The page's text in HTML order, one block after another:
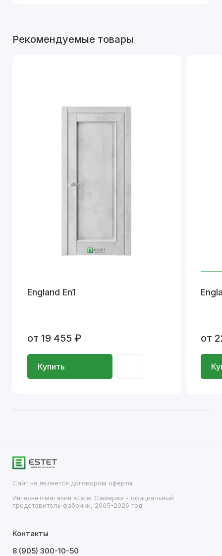
Рекомендуемые товары
England En1
от 19 455 ₽
Купить
от
Сайт не является договором оферты.
Интернет-магазин «Estet Самара» - официальный
представитель фабрики, 2005-2026 год
Контакты
8 (905) 300-10-50